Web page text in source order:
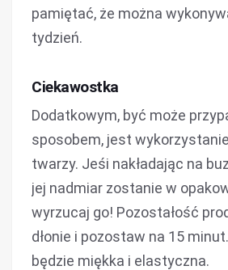
pamiętać, że można
tydzień.
Ciekawostka
Dodatkowym, być może
sposobem, jest
twarzy. Jeśi nakładając na
jej nadmiar zostanie w
wyrzucaj go! Pozostałość
dłonie i pozostaw na 15
będzie miękka i elastyczna.